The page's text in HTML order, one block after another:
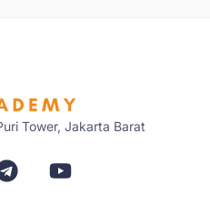
Tower, Jakarta Barat